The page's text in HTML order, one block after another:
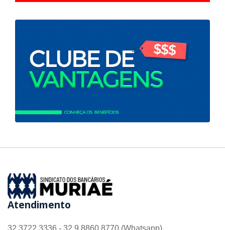
Atendimento
32 3722 3336 - 32 9 8860 8770 (Whatsapp)